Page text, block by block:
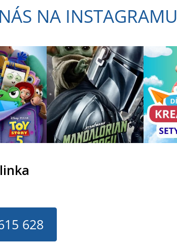
c
p
r
v
k
y
v
ý
p
i
u
NA INSTAGRAMU
628